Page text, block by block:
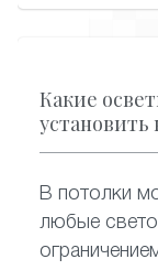
Какие
В потолки
любые